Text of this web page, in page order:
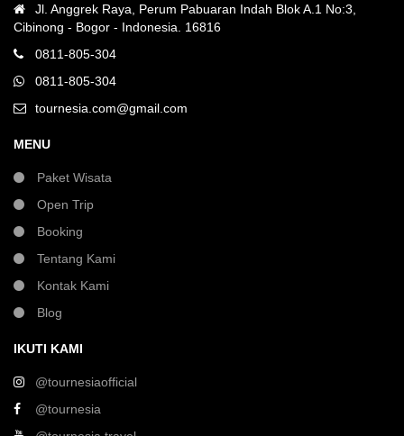
Jl. Anggrek Raya, Perum Pabuaran Indah Blok A.1 No:3,
Cibinong - Bogor - Indonesia. 16816
0811-805-304
0811-805-304
tournesia.com@gmail.com
MENU
Paket Wisata
Open Trip
Booking
Tentang Kami
Kontak Kami
Blog
IKUTI KAMI
@tournesiaofficial
@tournesia